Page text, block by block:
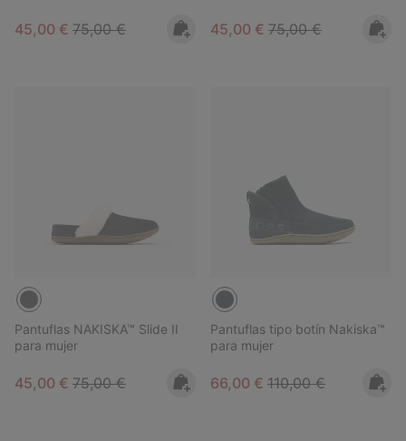
Sale price:
45,00 € Regular price:
75,00 € Sale price:
45,00 € Regular price:
75,00 €
Pantuflas NAKISKA™ Slide II
para mujer
Sale price:
45,00 € Regular price:
75,00 €
Pantuflas tipo botín Nakiska™
para mujer
Sale price:
66,00 € Regular price:
110,00 €